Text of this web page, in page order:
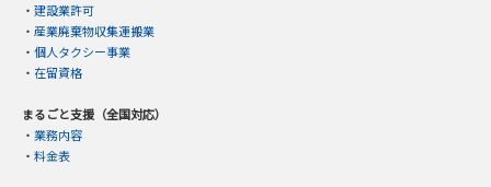
・ 建設業許可
・ 産業廃棄物収集運搬業
・ 個人タクシー事業
・ 在留資格
まるごと支援（全国対応）
・ 業務内容
・ 料金表